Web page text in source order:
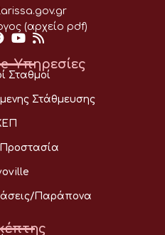
(αρχείο pdf)
Υπηρεσίες
Σταθμοί
Στάθμευσης
Προστασία
Παράπονα